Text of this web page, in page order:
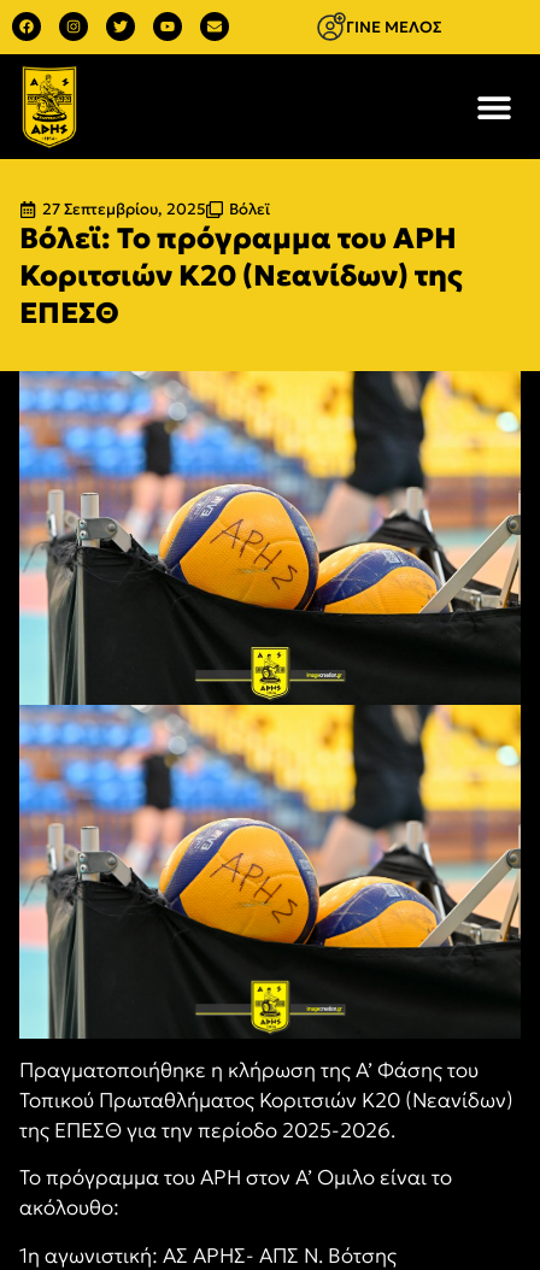
ΓΙΝΕ ΜΕΛΟΣ
27 Σεπτεμβρίου, 2025 Βόλεϊ
Βόλεϊ: Το πρόγραμμα του ΑΡΗ
Κοριτσιών Κ20 (Νεανίδων) της
ΕΠΕΣΘ
Πραγματοποιήθηκε η κλήρωση της Α’ Φάσης του
Τοπικού Πρωταθλήματος Κοριτσιών Κ20 (Νεανίδων)
της ΕΠΕΣΘ για την περίοδο 2025-2026.
Το πρόγραμμα του ΑΡΗ στον Α’ Ομιλο είναι το
ακόλουθο:
1η αγωνιστική: ΑΣ ΑΡΗΣ- ΑΠΣ Ν. Βότσης